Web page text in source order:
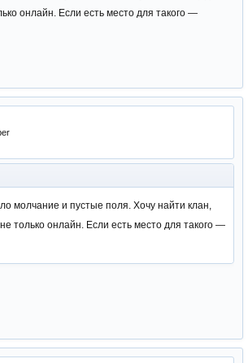
онлайн. Если есть место для такого —
молчание и пустые поля. Хочу найти клан,
только онлайн. Если есть место для такого —